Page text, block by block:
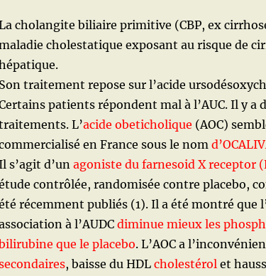
cholangite biliaire primitive (CBP, ex
cholestatique exposant au risque de
Son traitement repose sur l’acide
patients répondent mal à l’AUC. Il y a
L’acide obeticholique (AOC)
en France sous le nom
s’agit d’unagoniste du farnesoid X receptor
contrôlée, randomisée contre placebo,
récemment publiés (1). Il a été montré que
à l’AUDC diminue mieux les
que le placebo. L’AOC a
, baisse du HDL cholestérolet